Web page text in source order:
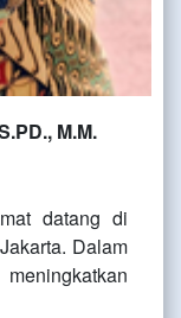
M.M.
datang di
Dalam